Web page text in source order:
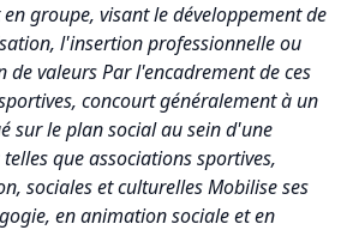
groupe, visant le développement de
l'insertion professionnelle ou
de valeurs Par l'encadrement de ces
concourt généralement à un
sur le plan social au sein d'une
que associations sportives,
sociales et culturelles Mobilise ses
en animation sociale et en